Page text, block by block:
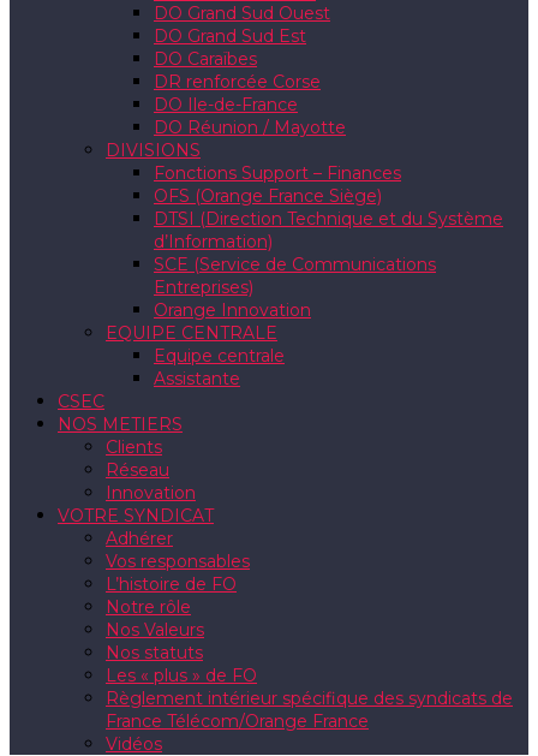
DO Grand Sud Ouest
DO Grand Sud Est
DO Caraïbes
DR renforcée Corse
DO Ile-de-France
DO Réunion / Mayotte
DIVISIONS
Fonctions Support – Finances
OFS (Orange France Siège)
DTSI (Direction Technique et du Système
d’Information)
SCE (Service de Communications
Entreprises)
Orange Innovation
EQUIPE CENTRALE
Equipe centrale
Assistante
CSEC
NOS METIERS
Clients
Réseau
Innovation
VOTRE SYNDICAT
Adhérer
Vos responsables
L’histoire de FO
Notre rôle
Nos Valeurs
Nos statuts
Les « plus » de FO
Règlement intérieur spécifique des syndicats de
France Télécom/Orange France
Vidéos